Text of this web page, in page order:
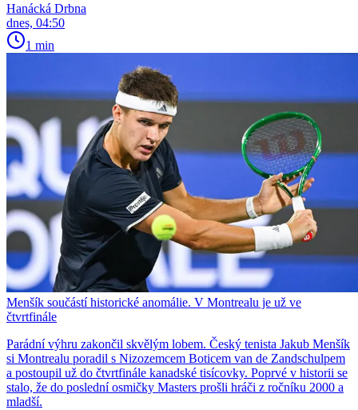
Hanácká Drbna
dnes, 04:50
1 min
Menšík součástí historické anomálie. V Montrealu je už ve
čtvrtfinále
Parádní výhru zakončil skvělým lobem. Český tenista Jakub Menšík
si Montrealu poradil s Nizozemcem Boticem van de Zandschulpem
a postoupil už do čtvrtfinále kanadské tisícovky. Poprvé v historii se
stalo, že do poslední osmičky Masters prošli hráči z ročníku 2000 a
mladší.